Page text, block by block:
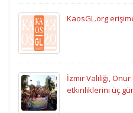
KaosGL.org
İzmir Valiliği, Onur
etkinliklerini üç